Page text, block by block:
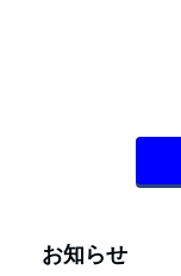
お知らせ